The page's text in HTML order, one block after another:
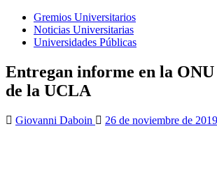
Gremios Universitarios
Noticias Universitarias
Universidades Públicas
Entregan informe en la ONU
de la UCLA
Giovanni Daboin 26 de noviembre de 2019